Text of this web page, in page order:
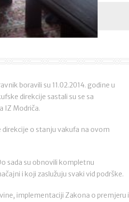
boravili su 11.02.2014. godine u
direkcije sastali su se sa
IZ Modriča.
direkcije o stanju vakufa na ovom
sada su obnovili kompletnu
i koji zaslužuju svaki vid podrške.
implementaciji Zakona o premjeru i